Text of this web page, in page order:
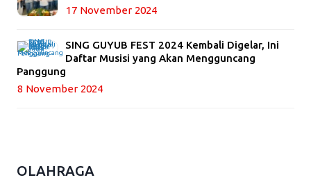
17 November 2024
SING GUYUB FEST 2024 Kembali Digelar, Ini
Daftar Musisi yang Akan Mengguncang
Panggung
8 November 2024
OLAHRAGA